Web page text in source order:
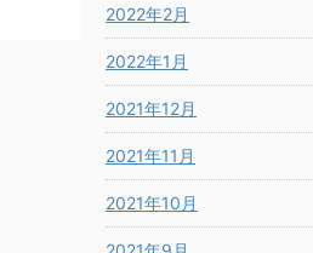
2022年2月
2022年1月
2021年12月
2021年11月
2021年10月